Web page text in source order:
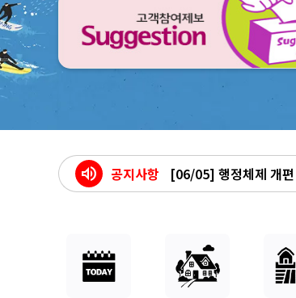
volume_up 공지사항
[07/13] 태인경매 모
[06/11] 태인경매 사칭